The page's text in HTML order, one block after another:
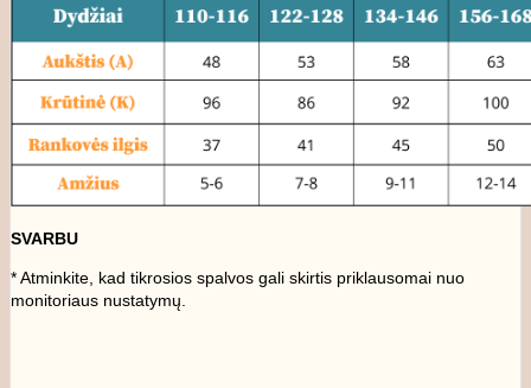
SVARBU
* Atminkite, kad tikrosios spalvos gali skirtis priklausomai nuo
monitoriaus nustatymų.